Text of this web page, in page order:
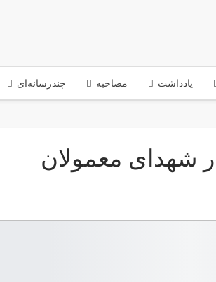
یادداشت مصاحبه چندرسانه‌ای